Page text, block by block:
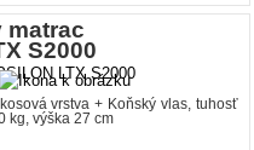
matrac
S2000
vrstva + Koňský vlas, tuhosť
kg, výška 27 cm